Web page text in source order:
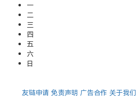
一
二
三
四
五
六
日
友链申请 免责声明 广告合作 关于我们